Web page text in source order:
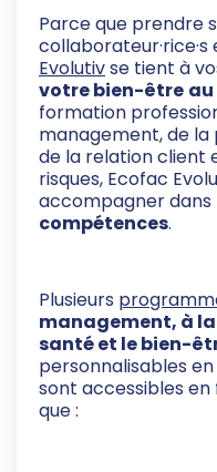
Parce que prendre
Evolutivse tient à
votre bien-être
formation
management, de
de la relation client
risques, Ecofac
accompagner dans
compétences.
Plusieurs
management, à
santé et le bien-
personnalisables
sont accessibles
que :